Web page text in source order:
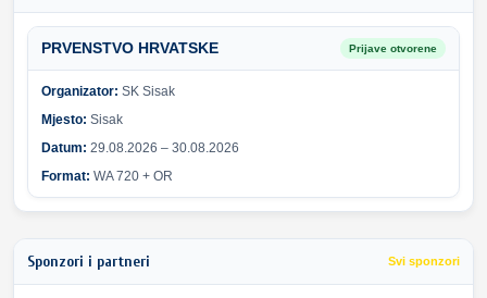
PRVENSTVO HRVATSKE Prijave otvorene
Organizator: SK Sisak
Mjesto: Sisak
Datum: 29.08.2026 – 30.08.2026
Format: WA 720 + OR
Sponzori i partneri Svi sponzori